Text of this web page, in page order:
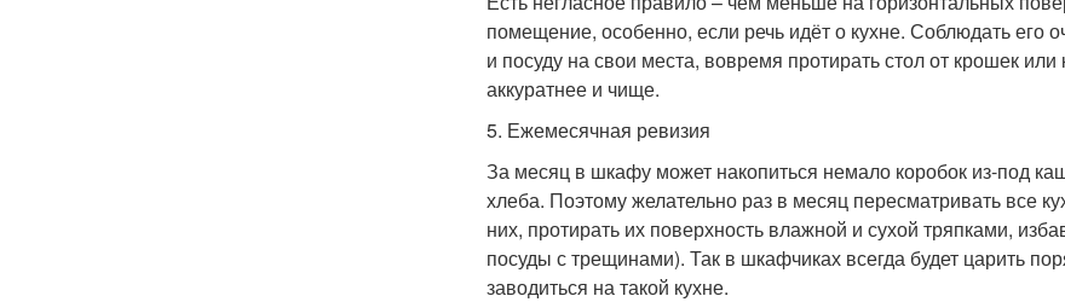
помещение, особенно, если речь идёт о кухне. Соблюдать его
и посуду на свои места, вовремя протирать стол от крошек
аккуратнее и чище.
5. Ежемесячная ревизия
За месяц в шкафу может накопиться немало коробок из-под
хлеба. Поэтому желательно раз в месяц пересматривать все
них, протирать их поверхность влажной и сухой тряпками,
посуды с трещинами). Так в шкафчиках всегда будет царить
заводиться на такой кухне.